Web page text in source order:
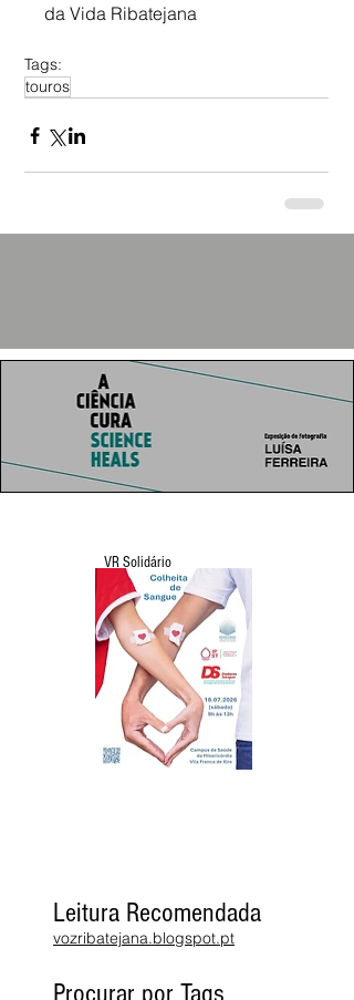
da Vida Ribatejana
Tags:
touros
VR Solidário
Leitura Recomendada
vozribatejana.blogspot.pt
Procurar por Tags